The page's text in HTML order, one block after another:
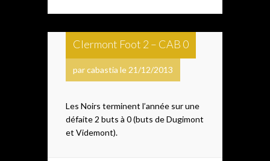
Clermont Foot 2 – CAB 0
par cabastia le 21/12/2013
Les Noirs terminent l’année sur une
défaite 2 buts à 0 (buts de Dugimont
et Videmont).